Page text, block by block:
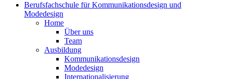
Berufsfachschule für Kommunikationsdesign und
Modedesign
Home
Über uns
Team
Ausbildung
Kommunikationsdesign
Modedesign
Internationalisierung